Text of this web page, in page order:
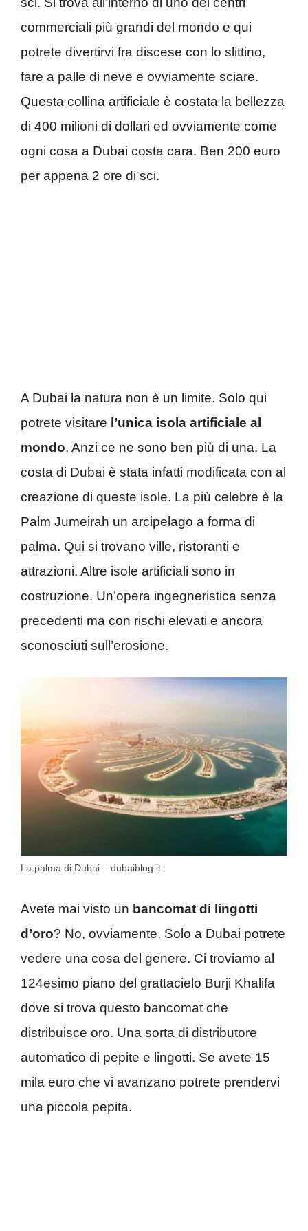
commerciali più grandi del mondo e qui
potrete divertirvi fra discese con lo slittino,
fare a palle di neve e ovviamente sciare.
Questa collina artificiale è costata la bellezza
di 400 milioni di dollari ed ovviamente come
ogni cosa a Dubai costa cara. Ben 200 euro
per appena 2 ore di sci.
A Dubai la natura non è un limite. Solo qui
potrete visitare l’unica isola artificiale al
mondo. Anzi ce ne sono ben più di una. La
costa di Dubai è stata infatti modificata con al
creazione di queste isole. La più celebre è la
Palm Jumeirah un arcipelago a forma di
palma. Qui si trovano ville, ristoranti e
attrazioni. Altre isole artificiali sono in
costruzione. Un’opera ingegneristica senza
precedenti ma con rischi elevati e ancora
sconosciuti sull’erosione.
La palma di Dubai – dubaiblog.it
Avete mai visto un bancomat di lingotti
d’oro? No, ovviamente. Solo a Dubai potrete
vedere una cosa del genere. Ci troviamo al
124esimo piano del grattacielo Burji Khalifa
dove si trova questo bancomat che
distribuisce oro. Una sorta di distributore
automatico di pepite e lingotti. Se avete 15
mila euro che vi avanzano potrete prendervi
una piccola pepita.